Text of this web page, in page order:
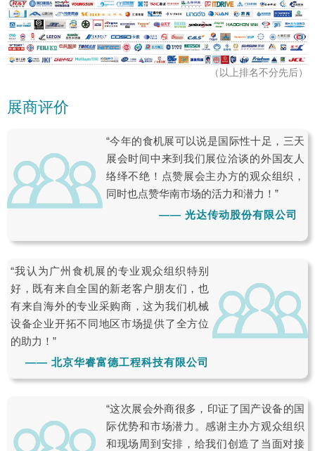
（以上排名不分先后）
展商评价
“今年的食机展可以说是国际性十足，三天
展会时间中来到我们展位洽谈的外国友人
络绎不绝！点赞展会主办方的观众组织，
同时也点赞华南市场的活力和潜力！”
—— 光达传动股份有限公司
“我认为广州食机展的专业观众组织特别
好，既有来自全国的新老客户朋友们，也
有来自海外的专业采购商，这为我们机械
设备企业开拓不同地区市场提供了全方位
的助力！”
—— 北京华睿富德工程科技有限公司
“这次展会外商很多，印证了国产设备的国
际优势和市场潜力。感谢主办方观众组织
和现场周到安排，给我们创造了当面对接